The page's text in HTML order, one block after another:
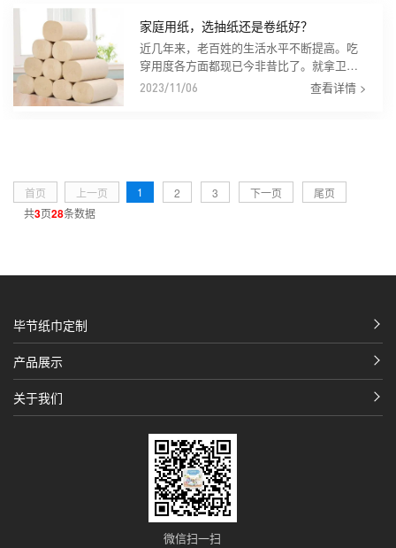
家庭用纸，选抽纸还是卷纸好？
近几年来，老百姓的生活水平不断提高。吃
穿用度各方面都现已今非昔比了。就拿卫生
纸来说，开始的时候，是运用的赤色的草
2023/11/06 查看详情 >
首页 上一页 1 2 3 下一页
尾页
共3页28条数据
毕节纸巾定制
产品展示
关于我们
微信扫一扫